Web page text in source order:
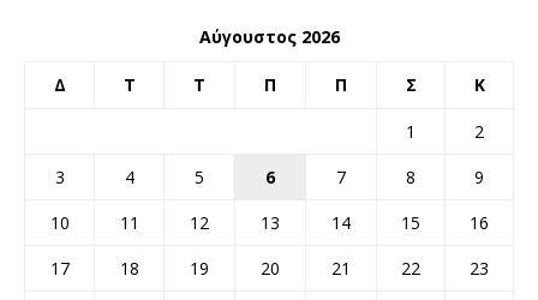
Αύγουστος 2026
Δ Τ Τ Π Π Σ Κ
1
2
3
4 5 6 7 8
9
10
11 12 13 14 15
16
17
18 19 20 21 22
23